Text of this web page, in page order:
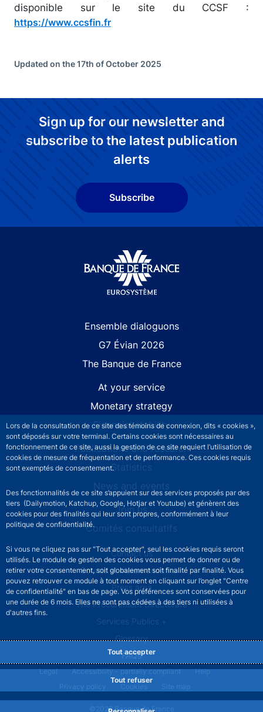
Lors de la consultation de ce site des témoins de connexion, dits « cookies »,
sont déposés sur votre terminal. Certains cookies sont nécessaires au
fonctionnement de ce site, aussi la gestion de ce site requiert l’utilisation de
cookies de mesure de fréquentation et de performance. Ces cookies requis
sont exemptés de consentement.
Des fonctionnalités de ce site s’appuient sur des services proposés par des
tiers (Dailymotion, Katchup, Google, Hotjar et Youtube) et génèrent des
cookies pour des finalités qui leur sont propres, conformément à leur
politique de confidentialité.
Si vous ne cliquez pas sur "Tout accepter", seul les cookies requis seront
utilisés. Le module de gestion des cookies vous permet de donner ou de
retirer votre consentement, soit globalement soit finalité par finalité. Vous
pouvez retrouver ce module à tout moment en cliquant sur l’onglet "Centre
de confidentialité" en bas de page. Vos préférences sont conservées pour
une durée de 6 mois. Elles ne sont pas cédées à des tiers ni utilisées à
d'autres fins.
Tout accepter
Tout refuser
disponible sur le site du CCSF :
https://www.ccsfin.fr
Updated on the 17th of October 2025
Sign up for our newsletter and
subscribe to the latest publication
alerts
Subscribe
Ensemble dialoguons
G7 Évian 2026
The Banque de France
At your service
Monetary strategy
Financial stability
Publications and research
Statistics
News and events
Join us
Comités consultatifs
Footer secondary menuContact us
Sourds et malentendants
Press area
The Procurement Directorate
Services Publics +
Glossary
FAQs
©2026 Banque de France
Footer legal notice menu
Legal Accessibility - partially compliant
Help
Privacy policy
Cookies Site map